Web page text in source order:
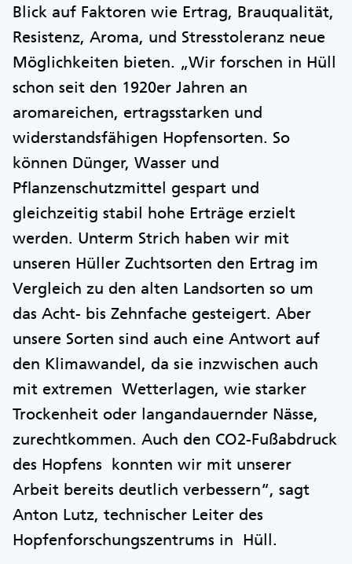
Blick auf Faktoren wie Ertrag, Brauqualität,
Resistenz, Aroma, und Stresstoleranz neue
Möglichkeiten bieten. „Wir forschen in Hüll
schon seit den 1920er Jahren an
aromareichen, ertragsstarken und
widerstandsfähigen Hopfensorten. So
können Dünger, Wasser und
Pflanzenschutzmittel gespart und
gleichzeitig stabil hohe Erträge erzielt
werden. Unterm Strich haben wir mit
unseren Hüller Zuchtsorten den Ertrag im
Vergleich zu den alten Landsorten so um
das Acht- bis Zehnfache gesteigert. Aber
unsere Sorten sind auch eine Antwort auf
den Klimawandel, da sie inzwischen auch
mit extremen Wetterlagen, wie starker
Trockenheit oder langandauernder Nässe,
zurechtkommen. Auch den CO2-Fußabdruck
des Hopfens konnten wir mit unserer
Arbeit bereits deutlich verbessern“, sagt
Anton Lutz, technischer Leiter des
Hopfenforschungszentrums in Hüll.